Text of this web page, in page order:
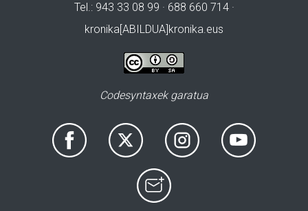
Tel.: 943 33 08 99 · 688 660 714 ·
kronika[ABILDUA]kronika.eus
Codesyntaxek garatua